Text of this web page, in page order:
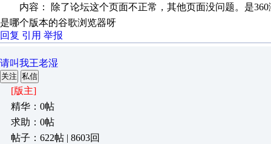
内容： 除了论坛这个页面不正常，其他页面没问题。是360
是哪个版本的谷歌浏览器呀
回复 引用 举报
请叫我王老湿
关注 私信
[版主]
精华：0帖
求助：0帖
帖子：622帖 | 8603回